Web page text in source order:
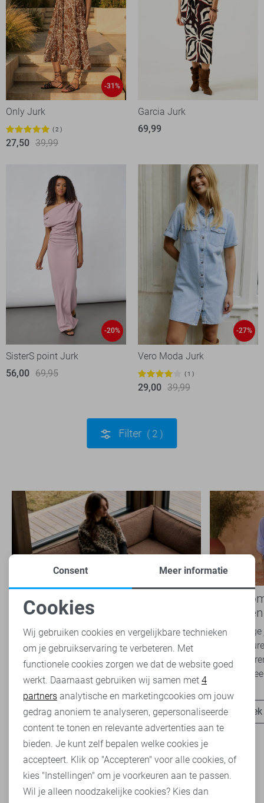
-31%
Only Jurk
2
27,50 39,99
Garcia Jurk
69,99
-20%
SisterS point Jurk
56,00 69,95
-27%
Vero Moda Jurk
1
29,00 39,99
Filter 2
Nieuwe Lady Day najaarscollectie
2026 bij Sans: stijl en comfort in
travelkwaliteit
Het najaar vraagt om kleding die comfortabel,
veelzijdig én stijlvol is. Met de nieuwe Lady
Day najaarscollectie 2026 ben je helemaal
klaar voor...
Ontdek nu
Boho
overal
Van luchtige
zachte
Romance
het
Noodzakelijke cookies
Personalisatie cookies
Analytische cookies
Marketing cookies
Consent Meer informatie
Cookies
Wij gebruiken cookies en vergelijkbare technieken
om je gebruikservaring te verbeteren. Met
functionele cookies zorgen we dat de website goed
werkt. Daarnaast gebruiken wij samen met 4
partners analytische en marketingcookies om jouw
gedrag anoniem te analyseren, gepersonaliseerde
content te tonen en relevante advertenties aan te
bieden. Je kunt zelf bepalen welke cookies je
accepteert. Klik op "Accepteren" voor alle cookies, of
kies "Instellingen" om je voorkeuren aan te passen.
Wil je alleen noodzakelijke cookies? Kies dan